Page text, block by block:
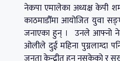
नेकपा एमालेका अध्यक्ष केपी
काठमाडौँमा आयोजित युवा
जनाएका हुन् । उनले आफ्नो
ओलीले दुई महिना पुग्नलाग्दा